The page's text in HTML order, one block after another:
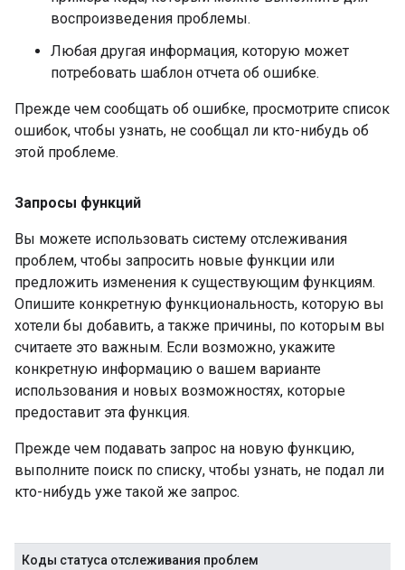
воспроизведения проблемы.
Любая другая информация, которую может
потребовать шаблон отчета об ошибке.
Прежде чем сообщать об ошибке, просмотрите список
ошибок, чтобы узнать, не сообщал ли кто-нибудь об
этой проблеме.
Запросы функций
Вы можете использовать систему отслеживания
проблем, чтобы запросить новые функции или
предложить изменения к существующим функциям.
Опишите конкретную функциональность, которую вы
хотели бы добавить, а также причины, по которым вы
считаете это важным. Если возможно, укажите
конкретную информацию о вашем варианте
использования и новых возможностях, которые
предоставит эта функция.
Прежде чем подавать запрос на новую функцию,
выполните поиск по списку, чтобы узнать, не подал ли
кто-нибудь уже такой же запрос.
Коды статуса отслеживания проблем